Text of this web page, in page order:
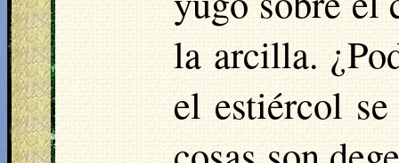
la arcilla.
el estiércol